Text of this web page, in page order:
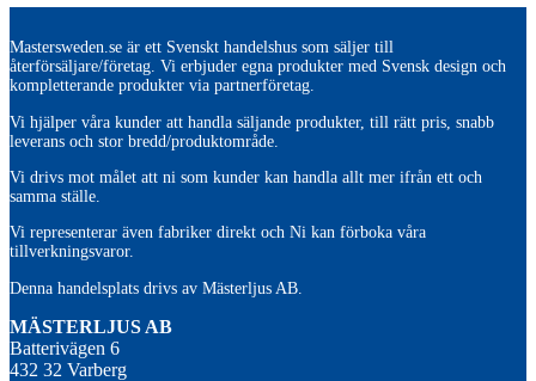
Mastersweden.se är ett Svenskt handelshus som säljer till
återförsäljare/företag. Vi erbjuder egna produkter med Svensk design och
kompletterande produkter via partnerföretag.
Vi hjälper våra kunder att handla säljande produkter, till rätt pris, snabb
leverans och stor bredd/produktområde.
Vi drivs mot målet att ni som kunder kan handla allt mer ifrån ett och
samma ställe.
Vi representerar även fabriker direkt och Ni kan förboka våra
tillverkningsvaror.
Denna handelsplats drivs av Mästerljus AB.
MÄSTERLJUS AB
Batterivägen 6
432 32 Varberg